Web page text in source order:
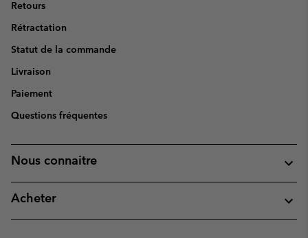
Retours
Rétractation
Statut de la commande
Livraison
Paiement
Questions fréquentes
Nous connaitre
Acheter